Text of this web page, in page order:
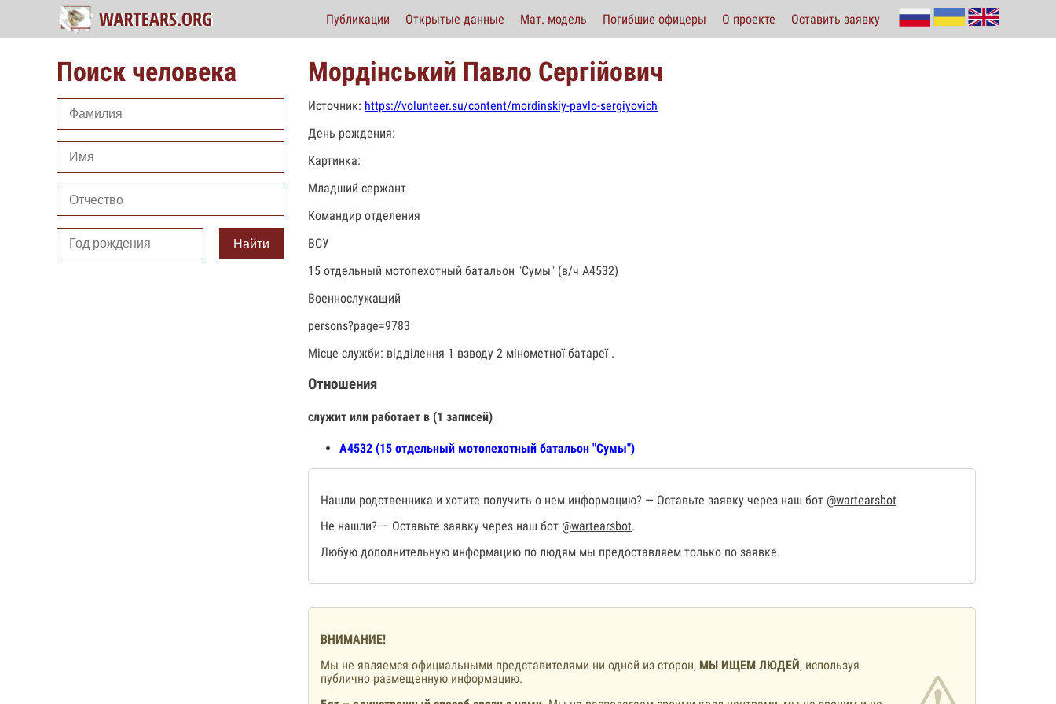
Публикации Открытые данные Мат. модель Погибшие офицеры О проекте Оставить заявку
Поиск человека
Найти
Мордінський Павло Сергійович
Источник: https://volunteer.su/content/mordinskiy-pavlo-sergiyovich
День рождения:
Картинка:
Младший сержант
Командир отделения
ВСУ
15 отдельный мотопехотный батальон "Сумы" (в/ч А4532)
Военнослужащий
persons?page=9783
Місце служби: відділення 1 взводу 2 мінометної батареї .
Отношения
служит или работает в (1 записей)
А4532 (15 отдельный мотопехотный батальон "Сумы")
Нашли родственника и хотите получить о нем информацию? — Оставьте заявку через наш бот @wartearsbot
Не нашли? — Оставьте заявку через наш бот @wartearsbot.
Любую дополнительную информацию по людям мы предоставляем только по заявке.
ВНИМАНИЕ!
Мы не являемся официальными представителями ни одной из сторон, МЫ ИЩЕМ ЛЮДЕЙ, используя
публично размещенную информацию.